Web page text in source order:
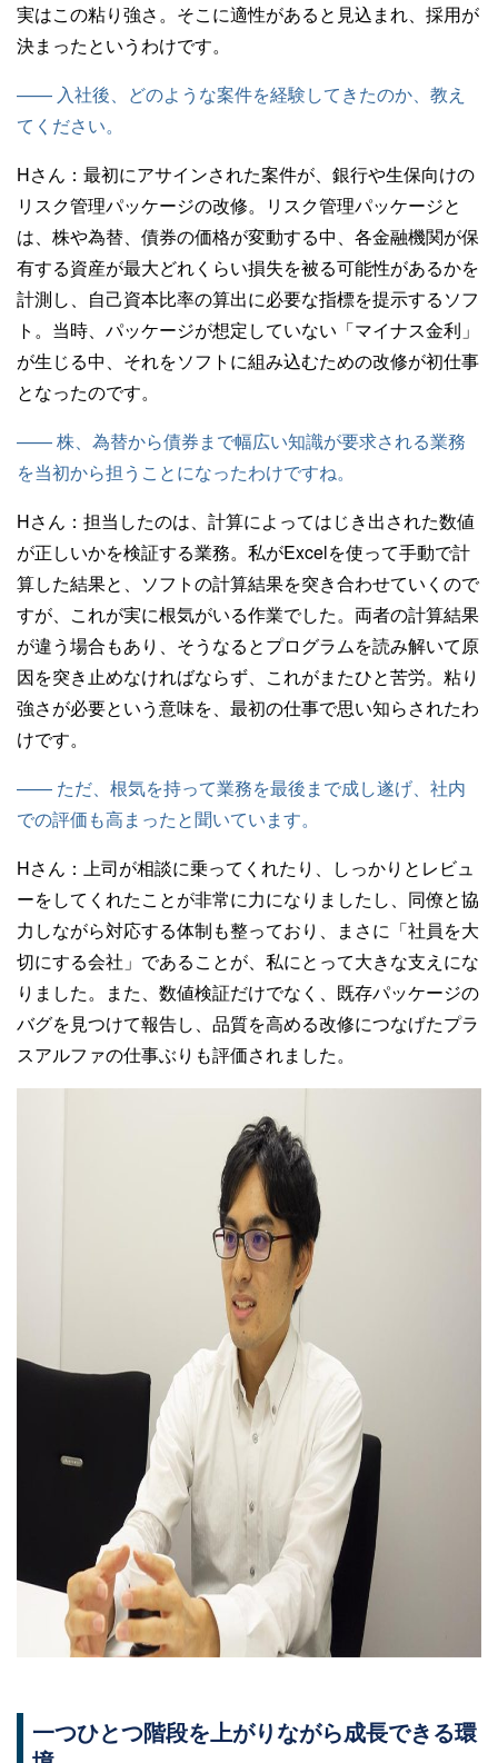
実はこの粘り強さ。そこに適性があると見込まれ、採用が
決まったというわけです。
—— 入社後、どのような案件を経験してきたのか、教え
てください。
Hさん： 最初にアサインされた案件が、銀行や生保向けの
リスク管理パッケージの改修。リスク管理パッケージと
は、株や為替、債券の価格が変動する中、各金融機関が保
有する資産が最大どれくらい損失を被る可能性があるかを
計測し、自己資本比率の算出に必要な指標を提示するソフ
ト。当時、パッケージが想定していない「マイナス金利」
が生じる中、それをソフトに組み込むための改修が初仕事
となったのです。
—— 株、為替から債券まで幅広い知識が要求される業務
を当初から担うことになったわけですね。
Hさん： 担当したのは、計算によってはじき出された数値
が正しいかを検証する業務。私がExcelを使って手動で計
算した結果と、ソフトの計算結果を突き合わせていくので
すが、これが実に根気がいる作業でした。両者の計算結果
が違う場合もあり、そうなるとプログラムを読み解いて原
因を突き止めなければならず、これがまたひと苦労。粘り
強さが必要という意味を、最初の仕事で思い知らされたわ
けです。
—— ただ、根気を持って業務を最後まで成し遂げ、社内
での評価も高まったと聞いています。
Hさん： 上司が相談に乗ってくれたり、しっかりとレビュ
ーをしてくれたことが非常に力になりましたし、同僚と協
力しながら対応する体制も整っており、まさに「社員を大
切にする会社」であることが、私にとって大きな支えにな
りました。また、数値検証だけでなく、既存パッケージの
バグを見つけて報告し、品質を高める改修につなげたプラ
スアルファの仕事ぶりも評価されました。
一つひとつ階段を上がりながら成長できる環